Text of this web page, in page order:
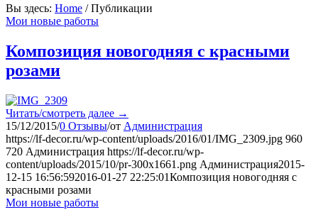
Вы здесь: Home / Публикации
Мои новые работы
Композиция новогодняя с красными
розами
Читать/смотреть далее →
15/12/2015/0 Отзывы/от Администрация
https://lf-decor.ru/wp-content/uploads/2016/01/IMG_2309.jpg 960
720 Администрация https://lf-decor.ru/wp-
content/uploads/2015/10/pr-300x1661.png Администрация2015-
12-15 16:56:592016-01-27 22:25:01Композиция новогодняя с
красными розами
Мои новые работы